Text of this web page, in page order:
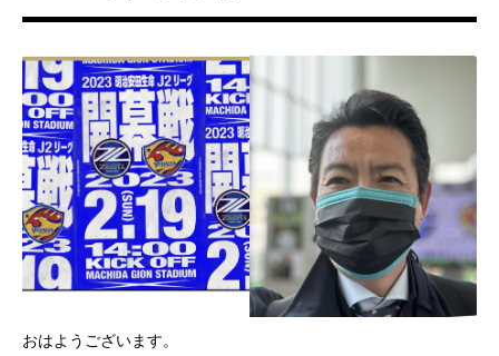
おはようございます。